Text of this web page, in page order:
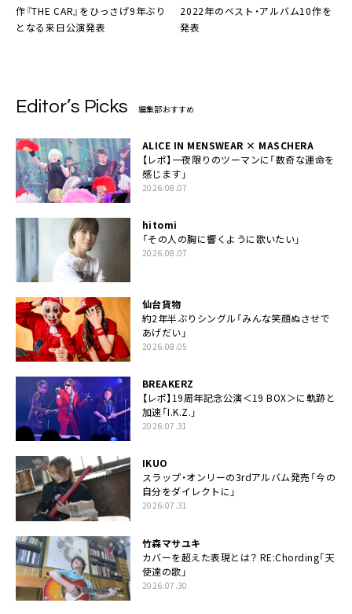
作『THE CAR』をひっさげ9年ぶり
となる来日公演発表
2022年のベスト・アルバム10作を
発表
Editor’s Picks 編集部おすすめ
ALICE IN MENSWEAR × MASCHERA
【レポ】一夜限りのツーマンに「数奇な運命を
感じます」
2026.08.07
hitomi
「その人の胸に響くように歌いたい」
2026.08.07
仙台貨物
約2年半ぶりシングル「みんな笑顔ぬさせで
あげだい」
2026.08.05
BREAKERZ
【レポ】19周年記念公演＜19 BOX＞に軌跡と
加速「I.K.Z.」
2026.07.31
IKUO
スラップ・オンリーの3rdアルバム発売「今の
自分をダイレクトに」
2026.07.31
竹森マサユキ
カバーを超えた表現とは？ RE:Chording「天
使達の歌」
2026.07.30